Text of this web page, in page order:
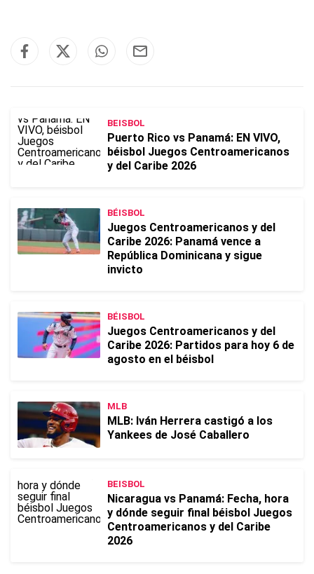
BEISBOL
Puerto Rico vs Panamá: EN VIVO,
béisbol Juegos Centroamericanos
y del Caribe 2026
BÉISBOL
Juegos Centroamericanos y del
Caribe 2026: Panamá vence a
República Dominicana y sigue
invicto
BÉISBOL
Juegos Centroamericanos y del
Caribe 2026: Partidos para hoy 6 de
agosto en el béisbol
MLB
MLB: Iván Herrera castigó a los
Yankees de José Caballero
BEISBOL
Nicaragua vs Panamá: Fecha, hora
y dónde seguir final béisbol Juegos
Centroamericanos y del Caribe
2026